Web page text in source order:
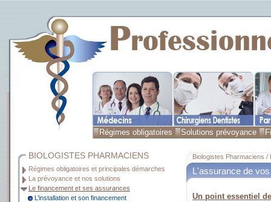
Régimes obligatoires Solutions prévoyance
BIOLOGISTES PHARMACIENS
Régimes obligatoires et principales démarches
La prévoyance et nos solutions
Le financement et ses assurances
L’installation et son financement
Biologistes Pharmaciens
L'assurance de
Un point essentiel